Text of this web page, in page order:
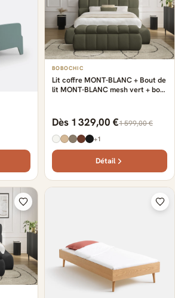
BOBOCHIC
Lit coffre MONT-BLANC + Bout de
lit MONT-BLANC mesh vert + bout
Dès 1 329,00 €1 599,00 €
+1
Détail